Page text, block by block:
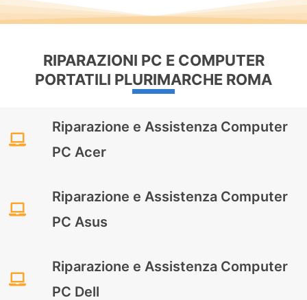
RIPARAZIONI PC E COMPUTER
PORTATILI PLURIMARCHE ROMA
Riparazione e Assistenza Computer
PC Acer
Riparazione e Assistenza Computer
PC Asus
Riparazione e Assistenza Computer
PC Dell